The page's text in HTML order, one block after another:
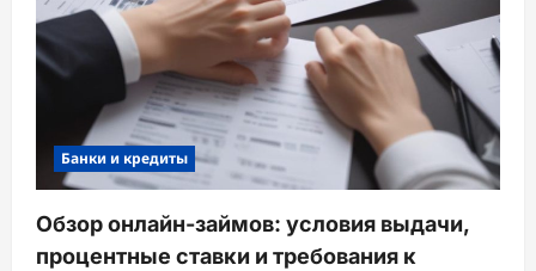
Банки и кредиты
Обзор онлайн-займов: условия выдачи,
процентные ставки и требования к